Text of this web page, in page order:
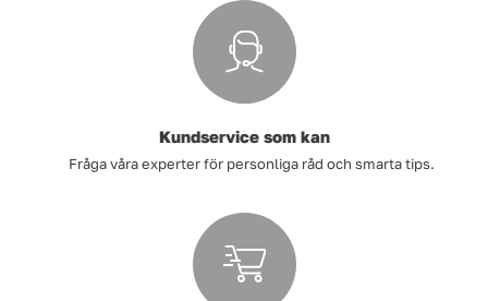
Kundservice som kan
Fråga våra experter för personliga råd och smarta tips.